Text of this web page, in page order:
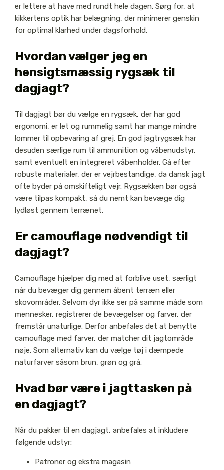
er lettere at have med rundt hele dagen. Sørg for, at
kikkertens optik har belægning, der minimerer genskin
for optimal klarhed under dagsforhold.
Hvordan vælger jeg en
hensigtsmæssig rygsæk til
dagjagt?
Til dagjagt bør du vælge en rygsæk, der har god
ergonomi, er let og rummelig samt har mange mindre
lommer til opbevaring af grej. En god jagtrygsæk har
desuden særlige rum til ammunition og våbenudstyr,
samt eventuelt en integreret våbenholder. Gå efter
robuste materialer, der er vejrbestandige, da dansk jagt
ofte byder på omskifteligt vejr. Rygsækken bør også
være tilpas kompakt, så du nemt kan bevæge dig
lydløst gennem terrænet.
Er camouflage nødvendigt til
dagjagt?
Camouflage hjælper dig med at forblive uset, særligt
når du bevæger dig gennem åbent terræn eller
skovområder. Selvom dyr ikke ser på samme måde som
mennesker, registrerer de bevægelser og farver, der
fremstår unaturlige. Derfor anbefales det at benytte
camouflage med farver, der matcher dit jagtområde
nøje. Som alternativ kan du vælge tøj i dæmpede
naturfarver såsom brun, grøn og grå.
Hvad bør være i jagttasken på
en dagjagt?
Når du pakker til en dagjagt, anbefales at inkludere
følgende udstyr:
Patroner og ekstra magasin